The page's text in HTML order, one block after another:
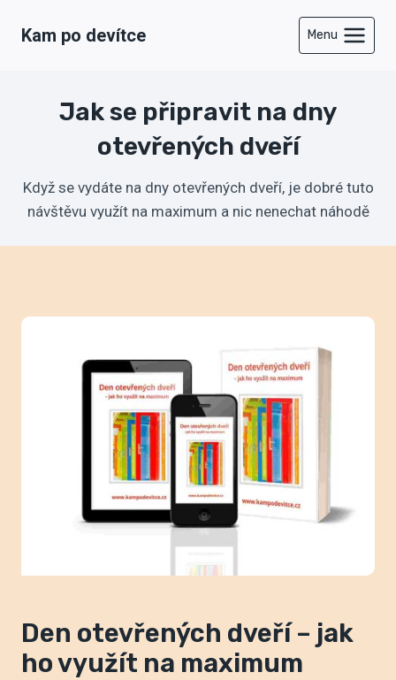
Kam po devítce Menu
Jak se připravit na dny
otevřených dveří
Když se vydáte na dny otevřených dveří, je dobré tuto
návštěvu využít na maximum a nic nenechat náhodě
Den otevřených dveří – jak
ho využít na maximum